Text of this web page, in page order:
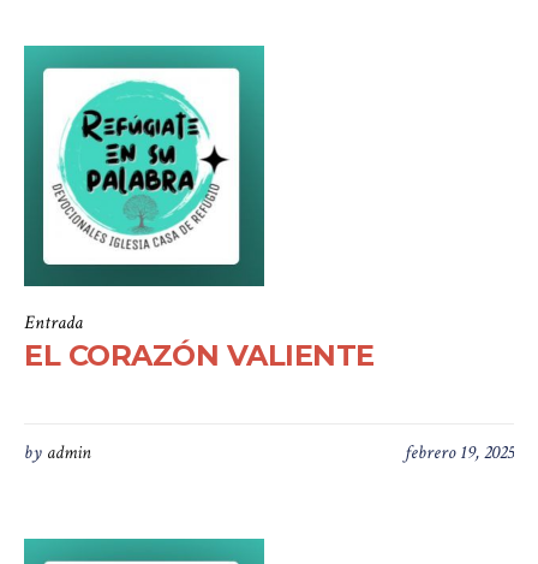
Entrada
EL CORAZÓN VALIENTE
febrero 19, 2025
by admin